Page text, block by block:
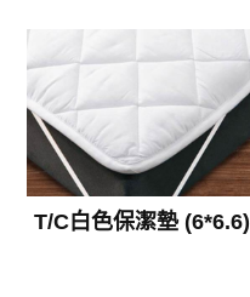
T/C白色保潔墊 (6*6.6)